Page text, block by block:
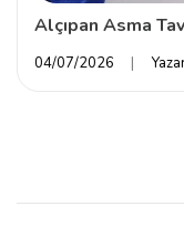
Alçıpan Asma
04/07/2026